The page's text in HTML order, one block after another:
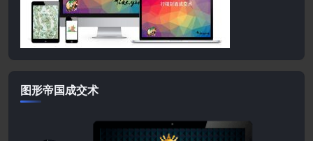
图形帝国成交术